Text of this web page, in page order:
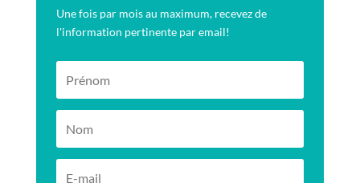
Une fois par mois au maximum, recevez de
l'information pertinente par email!